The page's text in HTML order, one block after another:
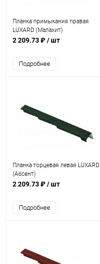
Планка примыкания правая
LUXARD (Малахит)
2 209.73 ₽/ шт
Подробнее
Планка торцевая левая LUXARD
(Абсент)
2 209.73 ₽/ шт
Подробнее